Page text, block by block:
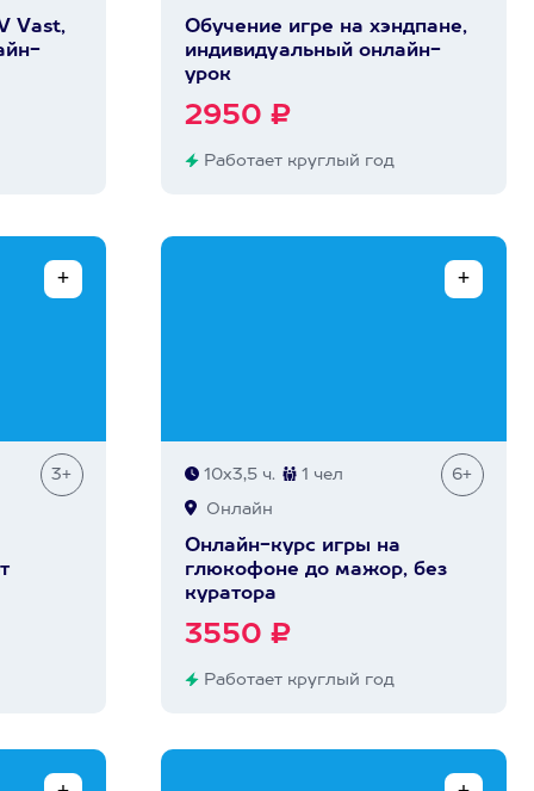
Vast,
Обучение игре на хэндпане,
индивидуальный онлайн-
урок
2950 ₽
Работает круглый год
3+ 10х3,5 ч. 1 чел 6+
Онлайн
Онлайн-курс игры на
глюкофоне до мажор, без
куратора
3550 ₽
Работает круглый год